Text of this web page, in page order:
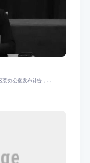
委办公室发布讣告，...